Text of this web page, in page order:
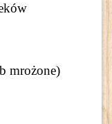
mrożone)